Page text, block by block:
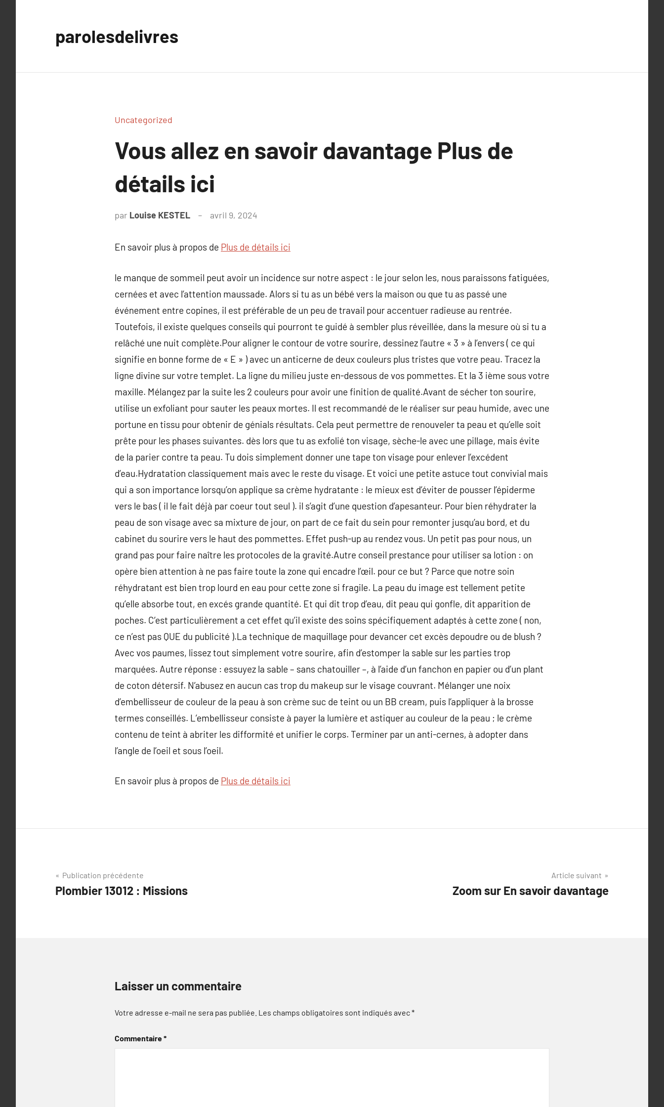
parolesdelivres
Uncategorized
Vous allez en savoir davantage Plus de
détails ici
par Louise KESTEL avril 9, 2024
En savoir plus à propos de Plus de détails ici
le manque de sommeil peut avoir un incidence sur notre aspect : le jour selon les, nous paraissons fatiguées,
cernées et avec l’attention maussade. Alors si tu as un bébé vers la maison ou que tu as passé une
événement entre copines, il est préférable de un peu de travail pour accentuer radieuse au rentrée.
Toutefois, il existe quelques conseils qui pourront te guidé à sembler plus réveillée, dans la mesure où si tu a
relâché une nuit complète.Pour aligner le contour de votre sourire, dessinez l’autre « 3 » à l’envers ( ce qui
signifie en bonne forme de « E » ) avec un anticerne de deux couleurs plus tristes que votre peau. Tracez la
ligne divine sur votre templet. La ligne du milieu juste en-dessous de vos pommettes. Et la 3 ième sous votre
maxille. Mélangez par la suite les 2 couleurs pour avoir une finition de qualité.Avant de sécher ton sourire,
utilise un exfoliant pour sauter les peaux mortes. Il est recommandé de le réaliser sur peau humide, avec une
portune en tissu pour obtenir de génials résultats. Cela peut permettre de renouveler ta peau et qu’elle soit
prête pour les phases suivantes. dès lors que tu as exfolié ton visage, sèche-le avec une pillage, mais évite
de la parier contre ta peau. Tu dois simplement donner une tape ton visage pour enlever l’excédent
d’eau.Hydratation classiquement mais avec le reste du visage. Et voici une petite astuce tout convivial mais
qui a son importance lorsqu’on applique sa crème hydratante : le mieux est d’éviter de pousser l’épiderme
vers le bas ( il le fait déjà par coeur tout seul ). il s’agit d’une question d’apesanteur. Pour bien réhydrater la
peau de son visage avec sa mixture de jour, on part de ce fait du sein pour remonter jusqu’au bord, et du
cabinet du sourire vers le haut des pommettes. Effet push-up au rendez vous. Un petit pas pour nous, un
grand pas pour faire naître les protocoles de la gravité.Autre conseil prestance pour utiliser sa lotion : on
opère bien attention à ne pas faire toute la zone qui encadre l’œil. pour ce but ? Parce que notre soin
réhydratant est bien trop lourd en eau pour cette zone si fragile. La peau du image est tellement petite
qu’elle absorbe tout, en excés grande quantité. Et qui dit trop d’eau, dit peau qui gonfle, dit apparition de
poches. C’est particulièrement a cet effet qu’il existe des soins spécifiquement adaptés à cette zone ( non,
ce n’est pas QUE du publicité ).La technique de maquillage pour devancer cet excès depoudre ou de blush ?
Avec vos paumes, lissez tout simplement votre sourire, afin d’estomper la sable sur les parties trop
marquées. Autre réponse : essuyez la sable – sans chatouiller –, à l’aide d’un fanchon en papier ou d’un plant
de coton détersif. N’abusez en aucun cas trop du makeup sur le visage couvrant. Mélanger une noix
d’embellisseur de couleur de la peau à son crème suc de teint ou un BB cream, puis l’appliquer à la brosse
termes conseillés. L’embellisseur consiste à payer la lumière et astiquer au couleur de la peau ; le crème
contenu de teint à abriter les difformité et unifier le corps. Terminer par un anti-cernes, à adopter dans
l’angle de l’oeil et sous l’oeil.
En savoir plus à propos de Plus de détails ici
Navigation
de
Publication précédente
Plombier 13012 : Missions
Article suivant
Zoom sur En savoir davantage
Laisser un commentaire
Votre adresse e-mail ne sera pas publiée. Les champs obligatoires sont indiqués avec*
Commentaire*